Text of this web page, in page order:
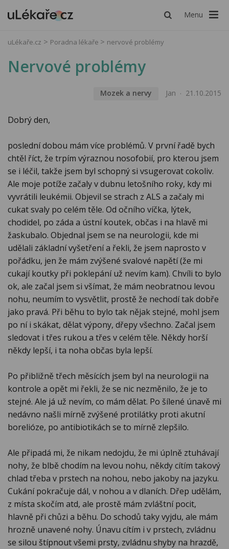
Menu
uLékaře.cz Poradna lékaře nervové problémy
Nervové problémy
Mozek a nervy Jan 21.10.2015
Dobrý den,
poslední dobou mám více problémů. V první řadě bych
chtěl říct, že trpím výraznou nosofobií, pro kterou jsem
se i léčil, takže jsem byl schopný si vsugerovat cokoliv.
Ale moje potíže začaly v dubnu letošního roky, kdy mi
vyvrátili leukémii. Objevil se strach z ALS a začaly mi
cukat svaly po celém těle. Od očního víčka, lýtek,
chodidel, po záda a ústní koutek, občas i na hlavě mi
žaskubalo. Objednal jsem se na neurologii, kde mi
udělali základní vyšetření a řekli, že jsem naprosto v
pořádku, jen že mám zvýšené svalové napětí (že mi
cukají koutky při poklepání už nevím kam). Chvíli to bylo
ok, ale začal jsem si všímat, že mám neobratnou levou
nohu, neumím to vysvětlit, prostě že nechodí tak dobře
jako pravá. Při běhu to bylo tak nějak stejné, mohl jsem
po ní i skákat, dělat výpony, dřepy všechno. Začal jsem
sledovat i třes rukou a třes v celém těle. Někdy horší
někdy lepší, i ta noha občas byla lepší.
Po přibližně třech měsících jsem byl na neurologii na
kontrole a opět mi řekli, že se nic nezměnilo, že je to
stejné. Ale já už nevím, co mám dělat. Po šílené únavě mi
nedávno našli mírně zvýšené protilátky proti akutní
borelióze, po antibiotikách se to mírně zlepšilo.
Ale připadá mi, že nikam nedojdu, že mi úplně ztuhávají
nohy, že blbě chodím na levou nohu, někdy cítím takový
chlad třeba v prstech na nohou, nebo jakoby na jazyku.
Cukání pokračuje dál, v nohou a v dlaních. Dřep udělám,
z místa skočím atd, ale prostě mám zvláštní pocit,
hlavně při chůzi a běhu. Do schodů taky vyjdu, ale mám
hrozně unavené nohy. Únavu cítím i v prstech, zvládnu
se silou štípnout všemi prsty, zvládnu shyby na hrazdě,